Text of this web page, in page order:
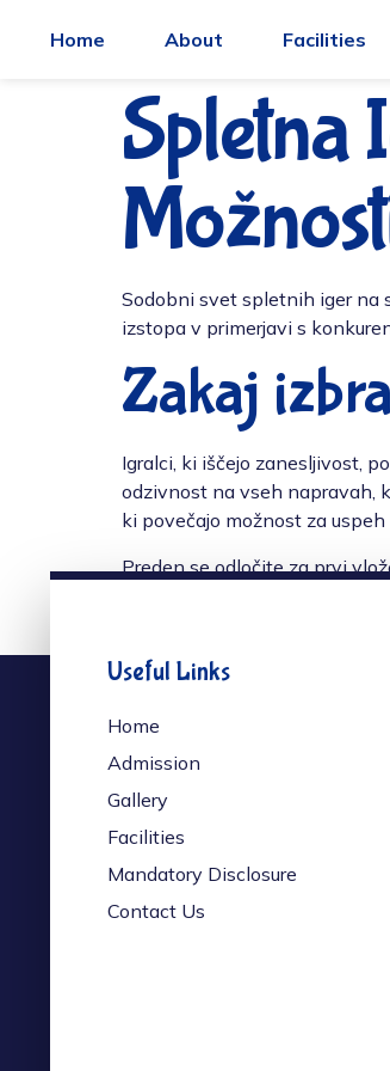
Home About Facilities
Spletna
Sodobni svet spletnih iger na
izstopa v primerjavi s
Zakaj
Igralci, ki iščejo zanesljivost,
odzivnost na vseh napravah,
ki povečajo možnost za
Preden se odločite za prvi
Useful Links
Home
Admission
Gallery
Facilities
Mandatory Disclosure
Contact Us